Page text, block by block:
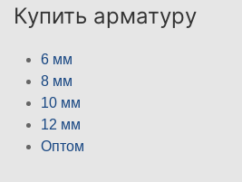
Купить арматуру
6 мм
8 мм
10 мм
12 мм
Оптом